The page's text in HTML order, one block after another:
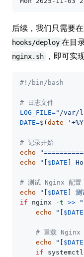
后续，我们只需要在
hooks/deploy 在目
nginx.sh
，即可实
#!/bin/bash
# 日志文件
LOG_FILE="/var/
DATE=$( date
# 记录开始
echo
echo
"[ $DATE ]
# 测试 Nginx 配置
echo
"[ $DATE ]
if nginx -t >> "
echo
"[ $DATE
# 重载 Nginx
echo
"[ $DATE
if